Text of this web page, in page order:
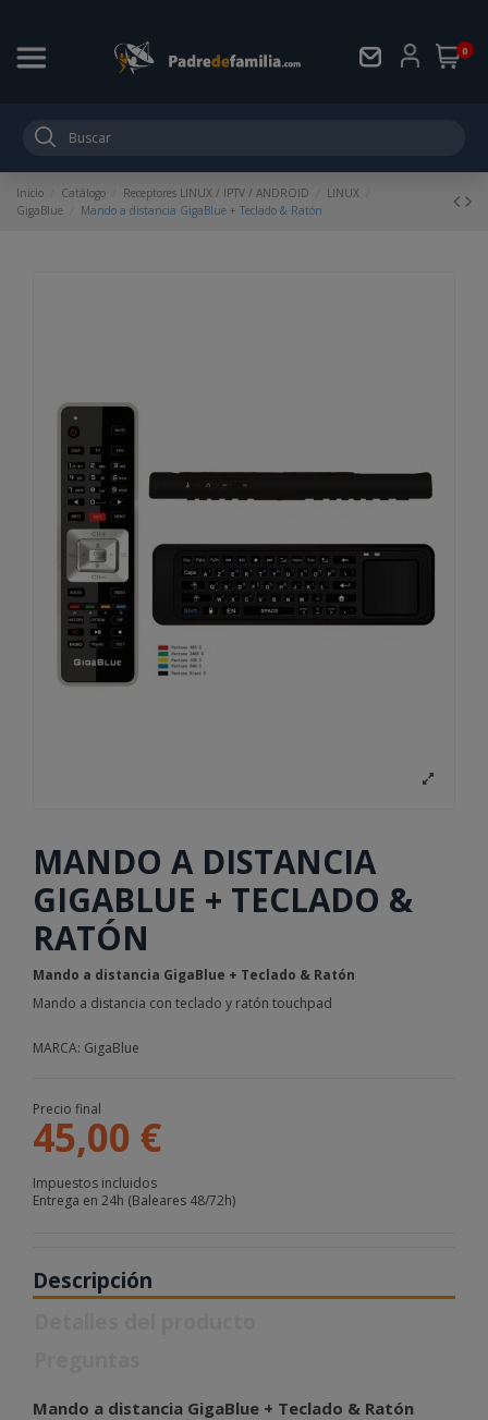
0
Inicio Catálogo Receptores LINUX / IPTV / ANDROID
LINUX
GigaBlue
Mando a distancia GigaBlue + Teclado & Ratón
MANDO A DISTANCIA
GIGABLUE + TECLADO &
RATÓN
Mando a distancia GigaBlue + Teclado & Ratón
Mando a distancia con teclado y ratón touchpad
MARCA: GigaBlue
Precio final
45,00 €
Impuestos incluidos
Entrega en 24h (Baleares 48/72h)
Descripción
Mando a distancia GigaBlue + Teclado & Ratón